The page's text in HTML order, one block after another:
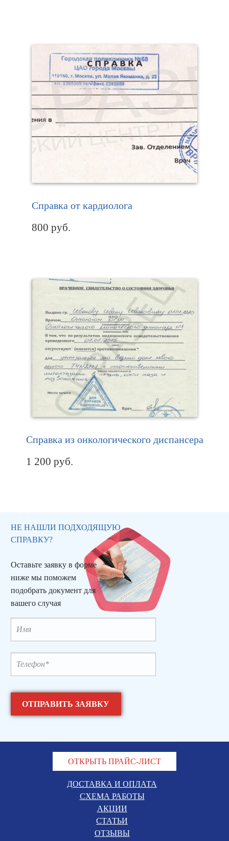
Справка от кардиолога
800 руб.
Справка из онкологического диспансера
1 200 руб.
НЕ НАШЛИ ПОДХОДЯЩУЮ
СПРАВКУ?
Оставьте заявку в форме
ниже мы поможем
подобрать документ для
вашего случая
ОТКРЫТЬ ПРАЙС-ЛИСТ
ДОСТАВКА И ОПЛАТА
СХЕМА РАБОТЫ
АКЦИИ
СТАТЬИ
ОТЗЫВЫ